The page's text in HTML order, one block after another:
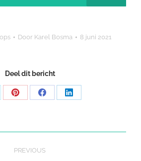
Door Karel Bosma 8 juni 2021
Deel dit bericht
Share Share Share
PREVIOUS